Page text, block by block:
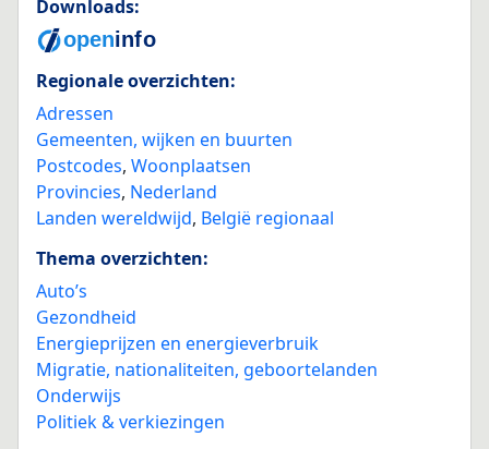
Downloads:
Regionale overzichten:
Adressen
Gemeenten, wijken en buurten
Postcodes, Woonplaatsen
Provincies, Nederland
Landen wereldwijd, België regionaal
Thema overzichten:
Auto’s
Gezondheid
Energieprijzen en energieverbruik
Migratie, nationaliteiten, geboortelanden
Onderwijs
Politiek & verkiezingen